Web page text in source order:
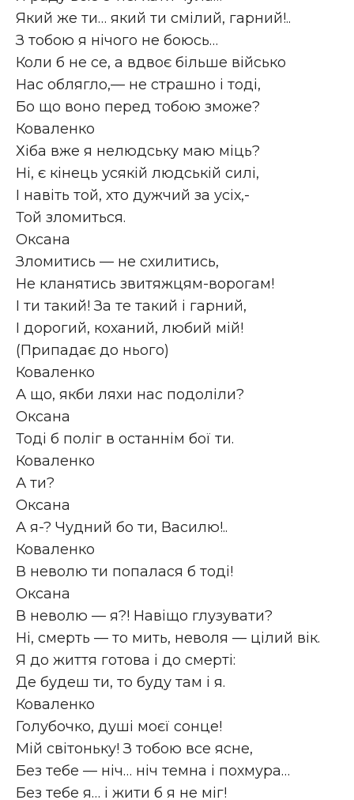
Який же ти… який ти смілий, гарний!..
З тобою я нічого не боюсь…
Коли б не се, а вдвоє більше військо
Нас облягло,— не страшно і тоді,
Бо що воно перед тобою зможе?
Коваленко
Хіба вже я нелюдську маю міць?
Ні, є кінець усякій людській силі,
І навіть той, хто дужчий за усіх,-
Той зломиться.
Оксана
Зломитись — не схилитись,
Не кланятись звитяжцям-ворогам!
І ти такий! За те такий і гарний,
І дорогий, коханий, любий мій!
(Припадає до нього)
Коваленко
А що, якби ляхи нас подоліли?
Оксана
Тоді б поліг в останнім бої ти.
Коваленко
А ти?
Оксана
А я-? Чудний бо ти, Василю!..
Коваленко
В неволю ти попалася б тоді!
Оксана
В неволю — я?! Навіщо глузувати?
Ні, смерть — то мить, неволя — цілий вік.
Я до життя готова і до смерті:
Де будеш ти, то буду там і я.
Коваленко
Голубочко, душі моєї сонце!
Мій світоньку! З тобою все ясне,
Без тебе — ніч… ніч темна і похмура…
Без тебе я… і жити б я не міг!